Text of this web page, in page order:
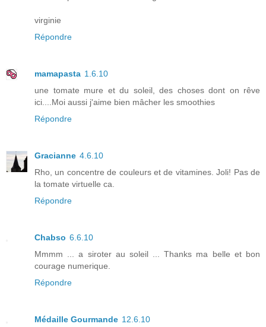
virginie
Répondre
mamapasta 1.6.10
une tomate mure et du soleil, des choses dont on rêve
ici....Moi aussi j'aime bien mâcher les smoothies
Répondre
Gracianne 4.6.10
Rho, un concentre de couleurs et de vitamines. Joli! Pas de
la tomate virtuelle ca.
Répondre
Chabso 6.6.10
Mmmm ... a siroter au soleil ... Thanks ma belle et bon
courage numerique.
Répondre
Médaille Gourmande 12.6.10